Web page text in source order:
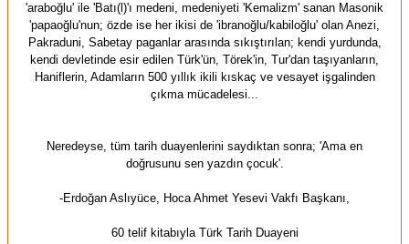
'araboğlu' ile 'Batı(l)'ı medeni, medeniyeti 'Kemalizm' sanan Masonik
'papaoğlu'nun; özde ise her ikisi de 'ibranoğlu/kabiloğlu' olan Anezi,
Pakraduni, Sabetay paganlar arasında sıkıştırılan; kendi yurdunda,
kendi devletinde esir edilen Türk'ün, Törek'in, Tur'dan taşıyanların,
Haniflerin, Adamların 500 yıllık ikili kıskaç ve vesayet işgalinden
çıkma mücadelesi...
Neredeyse, tüm tarih duayenlerini saydıktan sonra; 'Ama en
doğrusunu sen yazdın çocuk'.
-Erdoğan Aslıyüce, Hoca Ahmet Yesevi Vakfı Başkanı,
60 telif kitabıyla Türk Tarih Duayeni